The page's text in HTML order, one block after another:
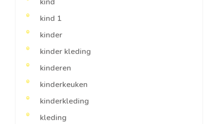
kind 1
kinder
kinder kleding
kinderen
kinderkeuken
kinderkleding
kleding